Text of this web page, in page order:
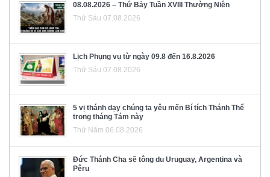
08.08.2026 – Thứ Bảy Tuần XVIII Thường Niên
Thứ Sáu 07.08.2026
Lịch Phụng vụ từ ngày 09.8 đến 16.8.2026
Thứ Sáu 07.08.2026
5 vị thánh dạy chúng ta yêu mến Bí tích Thánh Thể
trong tháng Tám này
Thứ Năm 06.08.2026
Đức Thánh Cha sẽ tông du Uruguay, Argentina và
Pêru